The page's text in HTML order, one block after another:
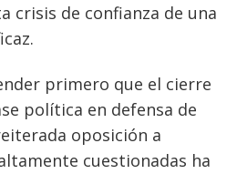
crisis de confianza de una
primero que el cierre
política en defensa de
oposición a
cuestionadas ha